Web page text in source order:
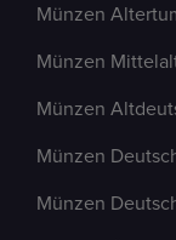
Münzen
Münzen
Münzen
Münzen
Münzen